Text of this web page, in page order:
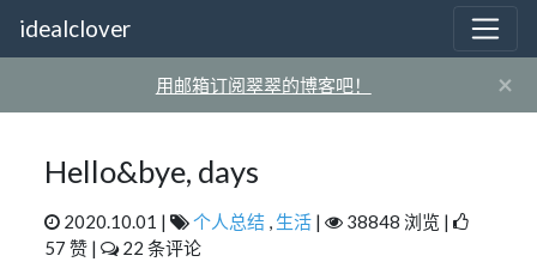
idealclover
用邮箱订阅翠翠的博客吧！ ×
Hello&bye, days
2020.10.01 | 个人总结 , 生活 |
38848 浏览 |
57 赞 |
22 条评论